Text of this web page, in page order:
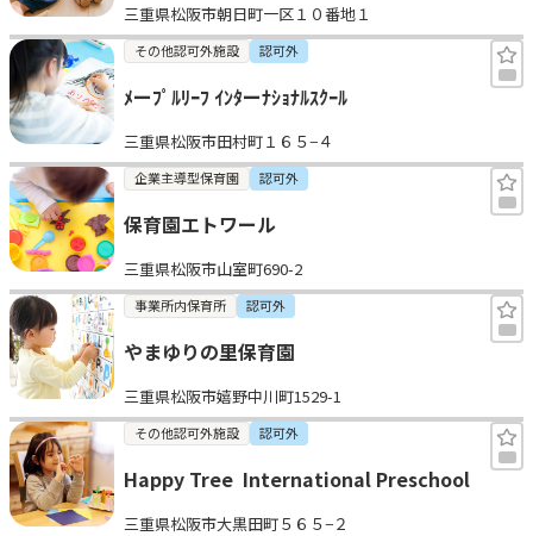
三重県松阪市朝日町一区１０番地１
その他認可外施設 認可外
ﾒーﾌﾟﾙﾘｰﾌ ｲﾝﾀーﾅｼｮﾅﾙｽｸｰﾙ
三重県松阪市田村町１６５−４
企業主導型保育園 認可外
保育園エトワール
三重県松阪市山室町690-2
事業所内保育所 認可外
やまゆりの里保育園
三重県松阪市嬉野中川町1529-1
その他認可外施設 認可外
Happy Tree  International Preschool
三重県松阪市大黒田町５６５−２